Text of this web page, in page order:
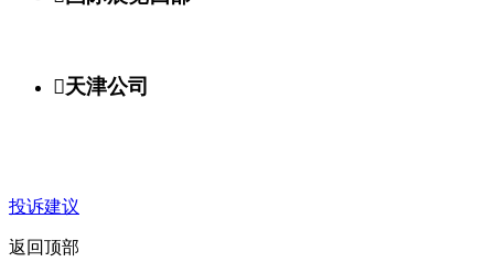
天津公司
投诉建议
返回顶部